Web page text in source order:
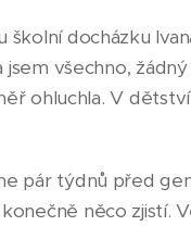
školní docházku
jsem všechno,
ohluchla. V
pár týdnů před
něco zjistí.